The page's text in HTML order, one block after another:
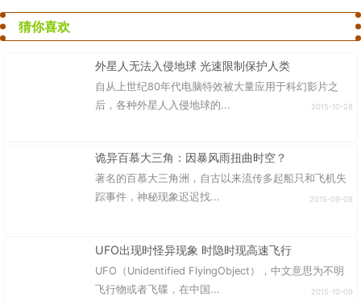
猜你喜欢
外星人无法入侵地球 光速限制保护人类
自从上世纪80年代电脑特效被大量应用于科幻影片之
后，各种外星人入侵地球的...
2015-10-28
诡异百慕大三角：因暴风雨扭曲时空？
著名的百慕大三角洲，自古以来流传多起船只和飞机失
踪事件，神秘现象迟迟找...
2015-09-08
UFO出现时怪异现象 时隐时现高速飞行
UFO（Unidentified FlyingObject），中文意思为不明
飞行物或者飞碟，在中国...
2015-10-09